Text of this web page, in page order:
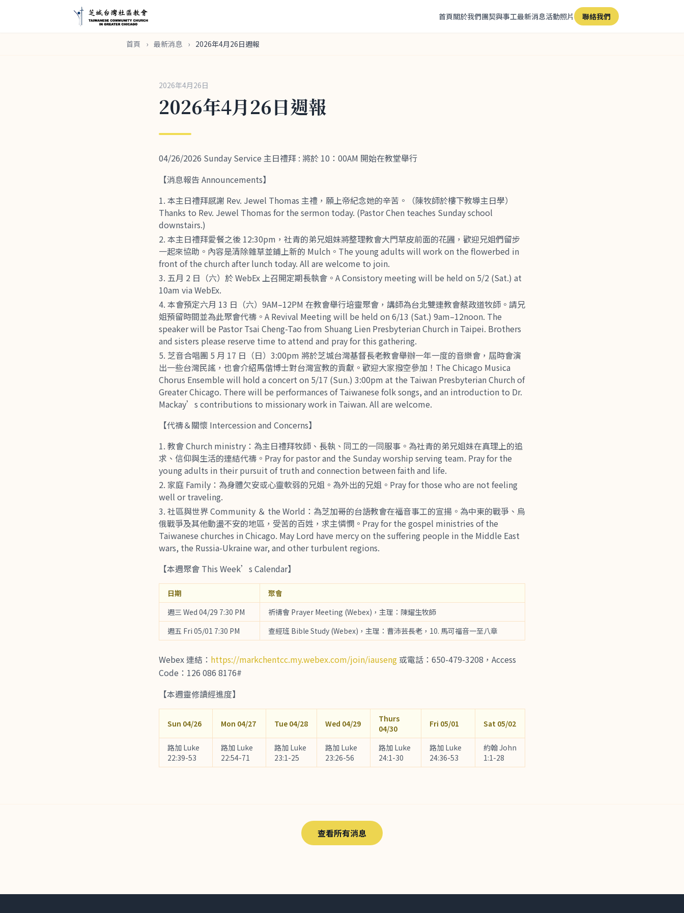
首頁關於我們團契與事工最新消息活動照片 聯絡我們
首頁 › 最新消息 › 2026年4月26日週報
2026年4月26日
2026年4月26日週報
04/26/2026 Sunday Service 主日禮拜 : 將於 10：00AM 開始在教堂舉行
【消息報告 Announcements】
本主日禮拜感謝 Rev. Jewel Thomas 主禮，願上帝紀念她的辛苦。（陳牧師於樓下教導主日學）
Thanks to Rev. Jewel Thomas for the sermon today. (Pastor Chen teaches Sunday school
downstairs.)
本主日禮拜愛餐之後 12:30pm，社青的弟兄姐妹將整理教會大門草皮前面的花圃，歡迎兄姐們留步
一起來協助。內容是清除雜草並鋪上新的 Mulch。The young adults will work on the flowerbed in
front of the church after lunch today. All are welcome to join.
五月 2 日（六）於 WebEx 上召開定期長執會。A Consistory meeting will be held on 5/2 (Sat.) at
10am via WebEx.
本會預定六月 13 日（六）9AM–12PM 在教會舉行培靈聚會，講師為台北雙連教會蔡政道牧師。請兄
姐預留時間並為此聚會代禱。A Revival Meeting will be held on 6/13 (Sat.) 9am–12noon. The
speaker will be Pastor Tsai Cheng-Tao from Shuang Lien Presbyterian Church in Taipei. Brothers
and sisters please reserve time to attend and pray for this gathering.
芝音合唱團 5 月 17 日（日）3:00pm 將於芝城台灣基督長老教會舉辦一年一度的音樂會，屆時會演
出一些台灣民謠，也會介紹馬偕博士對台灣宣教的貢獻。歡迎大家撥空參加！The Chicago Musica
Chorus Ensemble will hold a concert on 5/17 (Sun.) 3:00pm at the Taiwan Presbyterian Church of
Greater Chicago. There will be performances of Taiwanese folk songs, and an introduction to Dr.
Mackay’s contributions to missionary work in Taiwan. All are welcome.
【代禱＆關懷 Intercession and Concerns】
教會 Church ministry：為主日禮拜牧師、長執、同工的一同服事。為社青的弟兄姐妹在真理上的追
求、信仰與生活的連結代禱。Pray for pastor and the Sunday worship serving team. Pray for the
young adults in their pursuit of truth and connection between faith and life.
家庭 Family：為身體欠安或心靈軟弱的兄姐。為外出的兄姐。Pray for those who are not feeling
well or traveling.
社區與世界 Community ＆ the World：為芝加哥的台語教會在福音事工的宣揚。為中東的戰爭、烏
俄戰爭及其他動盪不安的地區，受苦的百姓，求主憐憫。Pray for the gospel ministries of the
Taiwanese churches in Chicago. May Lord have mercy on the suffering people in the Middle East
wars, the Russia-Ukraine war, and other turbulent regions.
【本週聚會 This Week’s Calendar】
日期
聚會
週三 Wed 04/29 7:30 PM
祈禱會 Prayer Meeting (Webex)，主理：陳耀生牧師
週五 Fri 05/01 7:30 PM
查經班 Bible Study (Webex)，主理：曹沛芸長老，10. 馬可福音一至八章
Webex 連結： https://markchentcc.my.webex.com/join/iauseng 或電話：650-479-3208，Access
Code：126 086 8176#
【本週靈修讀經進度】
Sun 04/26 Mon 04/27 Tue 04/28 Wed 04/29
Thurs
04/30
Fri 05/01 Sat 05/02
路加 Luke
22:39-53
路加 Luke
22:54-71
路加 Luke
23:1-25
路加 Luke
23:26-56
路加 Luke
24:1-30
路加 Luke
24:36-53
約翰 John
1:1-28
查看所有消息